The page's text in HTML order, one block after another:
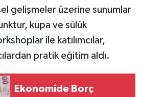
gelişmeler üzerine sunumlar
kupa ve sülük
ile katılımcılar,
pratik eğitim aldı.
Ekonomide Borç